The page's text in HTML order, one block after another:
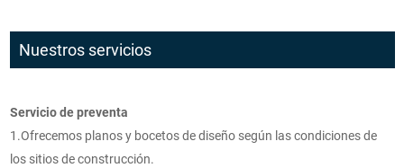
Nuestros servicios
Servicio de preventa
1.Ofrecemos planos y bocetos de diseño según las condiciones de
los sitios de construcción.